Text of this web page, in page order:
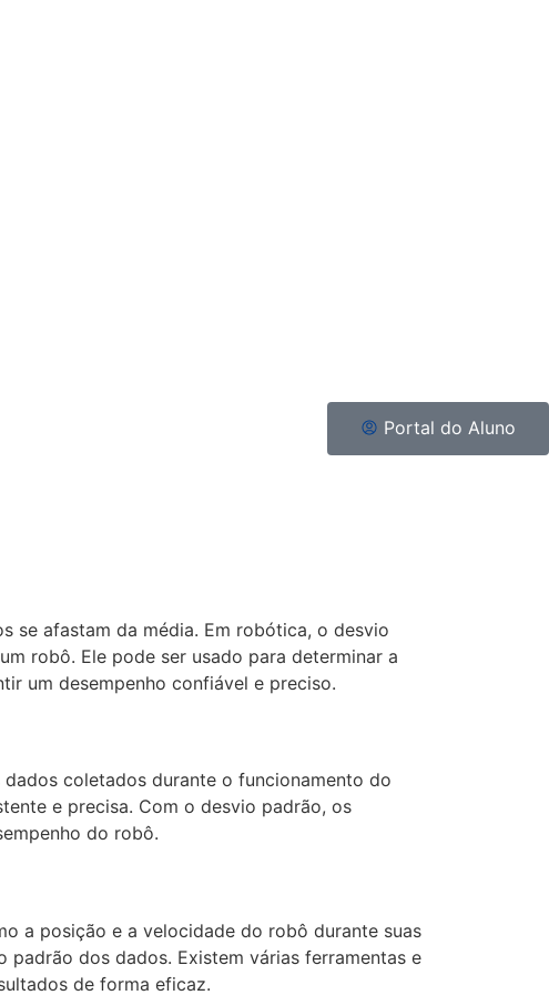
Portal do Aluno
se afastam da média. Em robótica, o desvio
robô. Ele pode ser usado para determinar a
um desempenho confiável e preciso.
coletados durante o funcionamento do
e precisa. Com o desvio padrão, os
do robô.
a posição e a velocidade do robô durante suas
padrão dos dados. Existem várias ferramentas e
de forma eficaz.